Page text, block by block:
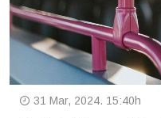
31 Mar, 2024. 15:40h